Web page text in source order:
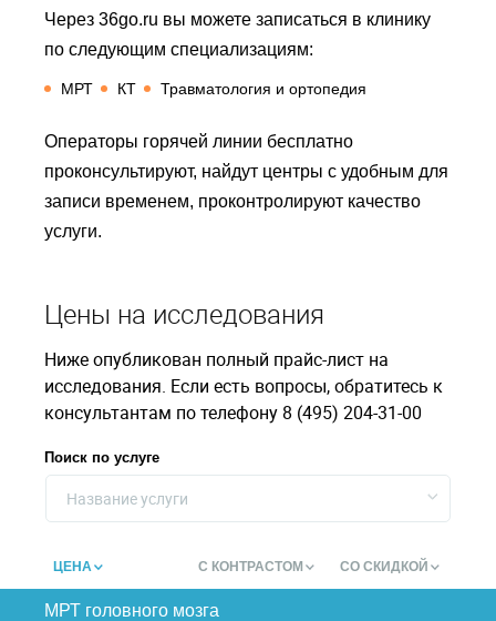
Через 36go.ru вы можете записаться в клинику
по следующим специализациям:
МРТ КТ Травматология и ортопедия
Операторы горячей линии бесплатно
проконсультируют, найдут центры с удобным для
записи временем, проконтролируют качество
услуги.
Цены на исследования
Ниже опубликован полный прайс-лист на
исследования. Если есть вопросы, обратитесь к
консультантам по телефону 8 (495) 204-31-00
Поиск по услуге
Название услуги
ЦЕНА С КОНТРАСТОМ СО СКИДКОЙ
МРТ головного мозга